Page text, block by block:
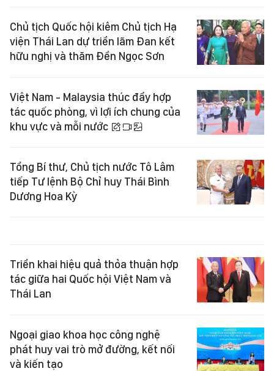
Chủ tịch Quốc hội kiêm Chủ tịch Hạ
viện Thái Lan dự triển lãm Đan kết
hữu nghị và thăm Đền Ngọc Sơn
Việt Nam - Malaysia thúc đẩy hợp
tác quốc phòng, vì lợi ích chung của
khu vực và mỗi nước
Tổng Bí thư, Chủ tịch nước Tô Lâm
tiếp Tư lệnh Bộ Chỉ huy Thái Bình
Dương Hoa Kỳ
Triển khai hiệu quả thỏa thuận hợp
tác giữa hai Quốc hội Việt Nam và
Thái Lan
Ngoại giao khoa học công nghệ
phát huy vai trò mở đường, kết nối
và kiến tạo